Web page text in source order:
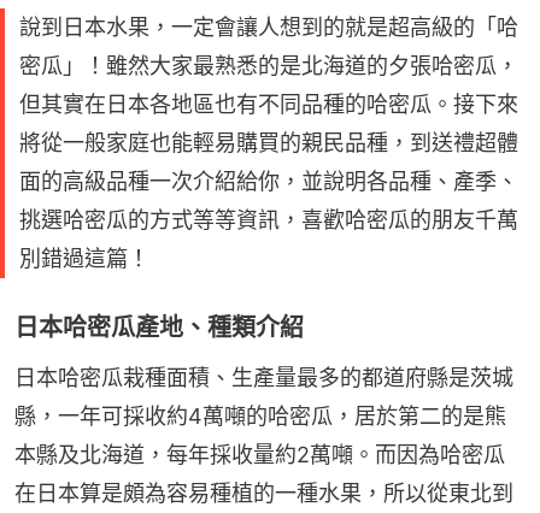
說到日本水果，一定會讓人想到的就是超高級的「哈
密瓜」！雖然大家最熟悉的是北海道的夕張哈密瓜，
但其實在日本各地區也有不同品種的哈密瓜。接下來
將從一般家庭也能輕易購買的親民品種，到送禮超體
面的高級品種一次介紹給你，並說明各品種、產季、
挑選哈密瓜的方式等等資訊，喜歡哈密瓜的朋友千萬
別錯過這篇！
日本哈密瓜產地、種類介紹
日本哈密瓜栽種面積、生產量最多的都道府縣是茨城
縣，一年可採收約4萬噸的哈密瓜，居於第二的是熊
本縣及北海道，每年採收量約2萬噸。而因為哈密瓜
在日本算是頗為容易種植的一種水果，所以從東北到